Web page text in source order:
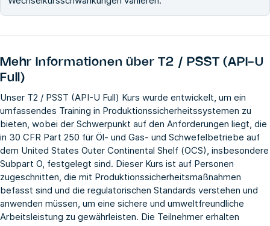
Mehr Informationen überT2 / PSST (API-U
Full)
Unser T2 / PSST (API-U Full) Kurs wurde entwickelt, um ein
umfassendes Training in Produktionssicherheitssystemen zu
bieten, wobei der Schwerpunkt auf den Anforderungen liegt, die
in 30 CFR Part 250 für Öl- und Gas- und Schwefelbetriebe auf
dem United States Outer Continental Shelf (OCS), insbesondere
Subpart O, festgelegt sind. Dieser Kurs ist auf Personen
zugeschnitten, die mit Produktionssicherheitsmaßnahmen
befasst sind und die regulatorischen Standards verstehen und
anwenden müssen, um eine sichere und umweltfreundliche
Arbeitsleistung zu gewährleisten. Die Teilnehmer erhalten